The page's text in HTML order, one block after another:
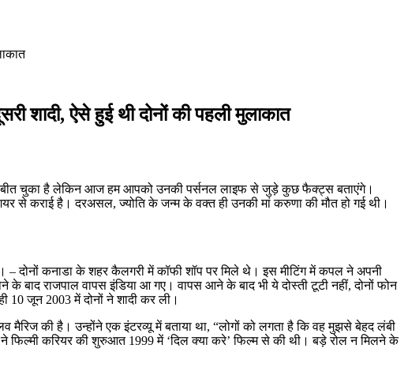
शादी, ऐसे हुई थी दोनों की पहली मुलाकात
बीत चुका है लेकिन आज हम आपको उनकी पर्सनल लाइफ से जुड़े कुछ फैक्ट्स बताएंगे।
से कराई है। दरअसल, ज्योति के जन्म के वक्त ही उनकी मां करुणा की मौत हो गई थी।
– दोनों कनाडा के शहर कैलगरी में कॉफी शॉप पर मिले थे। इस मीटिंग में कपल ने अपनी
बाद राजपाल वापस इंडिया आ गए। वापस आने के बाद भी ये दोस्ती टूटी नहीं, दोनों फोन
10 जून 2003 में दोनों ने शादी कर ली।
की है। उन्होंने एक इंटरव्यू में बताया था, “लोगों को लगता है कि वह मुझसे बेहद लंबी
करियर की शुरुआत 1999 में ‘दिल क्या करे’ फिल्म से की थी। बड़े रोल न मिलने के